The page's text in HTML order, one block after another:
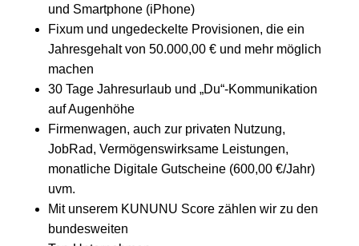
und Smartphone (iPhone)
Fixum und ungedeckelte Provisionen, die ein
Jahresgehalt von 50.000,00 € und mehr möglich
machen
30 Tage Jahresurlaub und „Du“-Kommunikation
auf Augenhöhe
Firmenwagen, auch zur privaten Nutzung,
JobRad, Vermögenswirksame Leistungen,
monatliche Digitale Gutscheine (600,00 €/Jahr)
uvm.
Mit unserem KUNUNU Score zählen wir zu den
bundesweiten